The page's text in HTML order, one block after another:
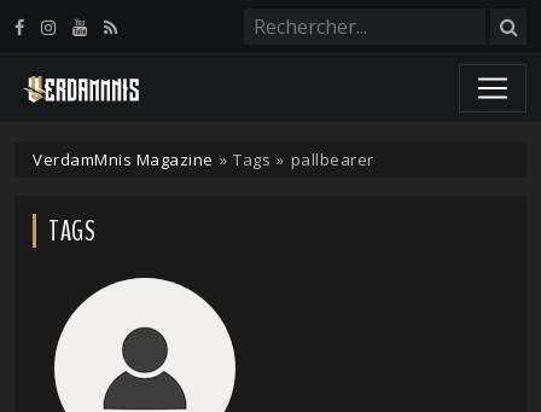
VerdamMnis Magazine » Tags » pallbearer
TAGS
Panneau de gestion des cookies